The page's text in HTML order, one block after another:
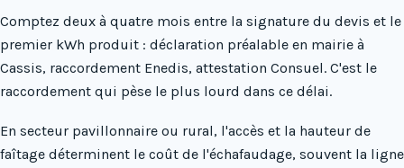
Comptez deux à quatre mois entre la signature du devis et le
premier kWh produit : déclaration préalable en mairie à
Cassis, raccordement Enedis, attestation Consuel. C'est le
raccordement qui pèse le plus lourd dans ce délai.
En secteur pavillonnaire ou rural, l'accès et la hauteur de
faîtage déterminent le coût de l'échafaudage, souvent la ligne